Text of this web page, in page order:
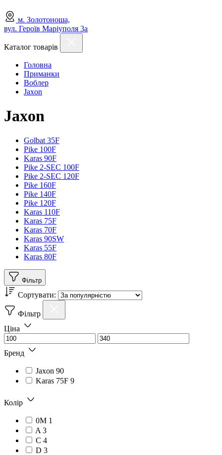
м. Золотоноша,
вул. Героїв Маріуполя 3а
Каталог товарів
Головна
Приманки
Воблер
Jaxon
Jaxon
Golbat 35F
Pike 100F
Karas 90F
Pike 2-SEC 100F
Pike 2-SEC 120F
Pike 160F
Pike 140F
Pike 120F
Karas 110F
Karas 75F
Karas 70F
Karas 90SW
Karas 55F
Karas 80F
Фільтр
Сортувати:
Фільтр
Ціна
Бренд
Jaxon 90
Karas 75F 9
Колір
0M 1
A 3
C 4
D 3